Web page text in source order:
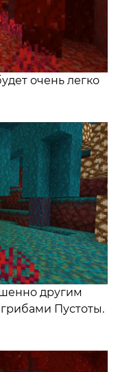
очень легко
другим
Пустоты.